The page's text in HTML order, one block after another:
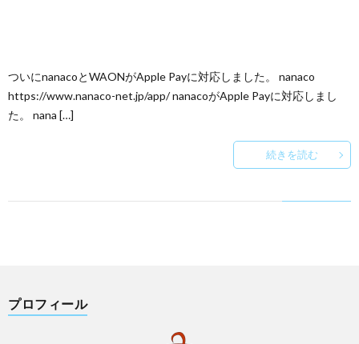
ついにnanacoとWAONがApple Payに対応しました。 nanaco
https://www.nanaco-net.jp/app/ nanacoがApple Payに対応しまし
た。 nana […]
続きを読む
プロフィール